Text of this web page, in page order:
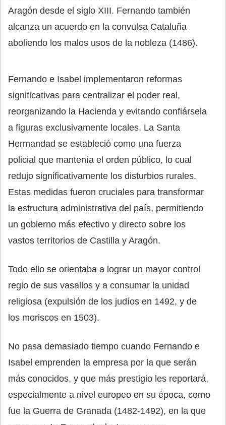
Aragón desde el siglo XIII. Fernando también
alcanza un acuerdo en la convulsa Cataluña
aboliendo los malos usos de la nobleza (1486).
Fernando e Isabel implementaron reformas
significativas para centralizar el poder real,
reorganizando la Hacienda y evitando confiársela
a figuras exclusivamente locales. La Santa
Hermandad se estableció como una fuerza
policial que mantenía el orden público, lo cual
redujo significativamente los disturbios rurales.
Estas medidas fueron cruciales para transformar
la estructura administrativa del país, permitiendo
un gobierno más efectivo y directo sobre los
vastos territorios de Castilla y Aragón.
Todo ello se orientaba a lograr un mayor control
regio de sus vasallos y a consumar la unidad
religiosa (expulsión de los judíos en 1492, y de
los moriscos en 1503).
No pasa demasiado tiempo cuando Fernando e
Isabel emprenden la empresa por la que serán
más conocidos, y que más prestigio les reportará,
especialmente a nivel europeo en su época, como
fue la Guerra de Granada (1482-1492), en la que